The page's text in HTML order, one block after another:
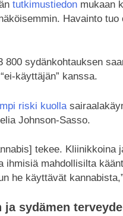
tutkimustiedon mukaan
Havainto
sydänkohtauksen
käyttäjän” kanssa.
riski kuolla
Johnson-Sasso.
tekee. Kliinikkoina
ihmisiä mahdollisilta
he käyttävät
sydämen